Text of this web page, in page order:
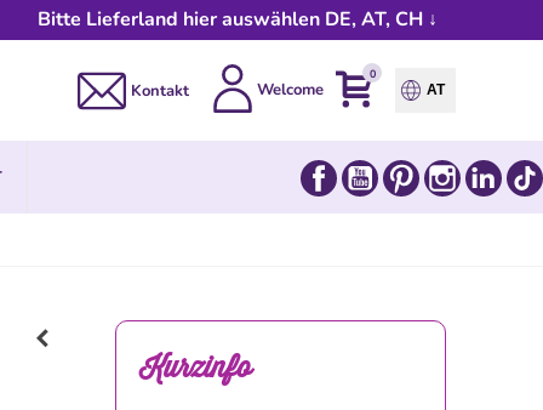
Bitte Lieferland hier auswählen DE, AT, CH ↓
Kontakt Welcome
0
AT
FacebookYouTubePinterestInstagram
Kurzinfo